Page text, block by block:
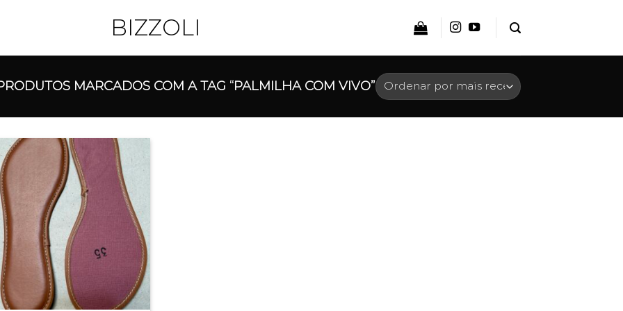
BIZZOLI
MARCADOS COM A TAG “PALMILHA COM VIVO”